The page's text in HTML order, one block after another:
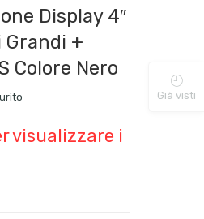
Display 4″
Grandi +
Colore Nero
visualizzare i
Già visti